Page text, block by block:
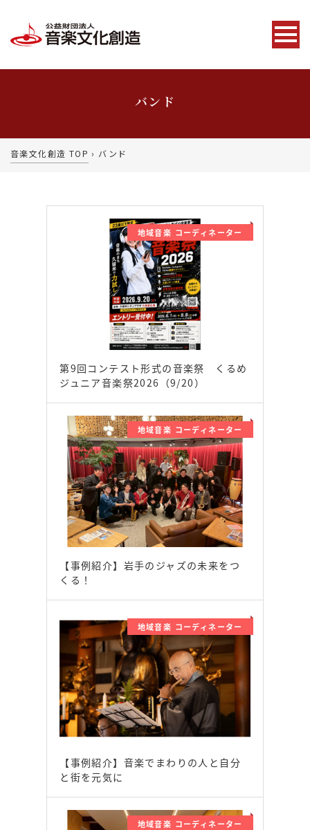
バンド
音楽文化創造 TOP › バンド
地域音楽 コーディネーター
第9回コンテスト形式の音楽祭 くるめ
ジュニア音楽祭2026（9/20）
地域音楽 コーディネーター
【事例紹介】岩手のジャズの未来をつ
くる！
地域音楽 コーディネーター
【事例紹介】音楽でまわりの人と自分
と街を元気に
地域音楽 コーディネーター